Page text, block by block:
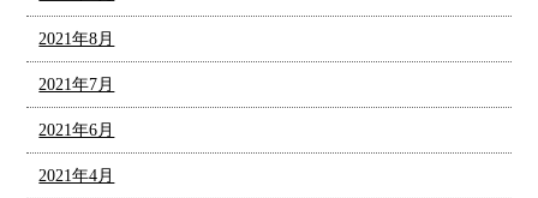
2021年8月
2021年7月
2021年6月
2021年4月